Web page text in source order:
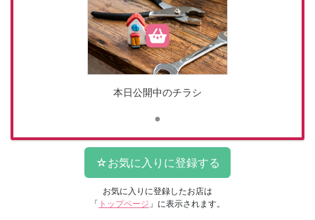
本日公開中のチラシ
お気に入りに登録したお店は
「 トップページ 」に表示されます。